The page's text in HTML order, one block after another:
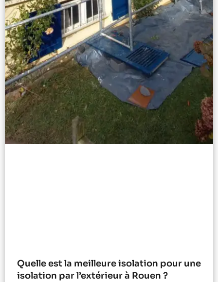
Quelle est la meilleure isolation pour une
isolation par l’extérieur à Rouen ?